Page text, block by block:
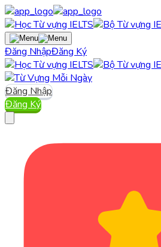
Đăng NhậpĐăng Ký
Đăng Nhập
Đăng Ký